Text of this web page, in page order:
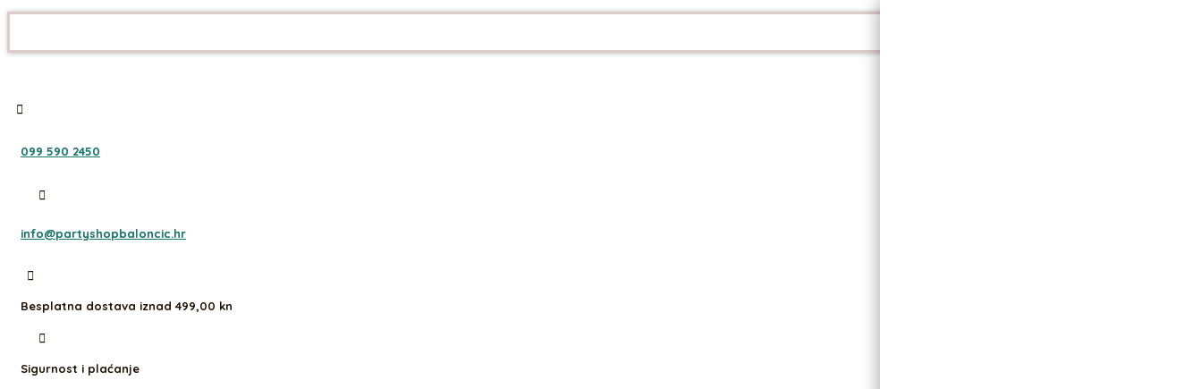
099 590 2450
info@partyshopbaloncic.hr
Besplatna dostava iznad 499,00 kn
Sigurnost i plaćanje